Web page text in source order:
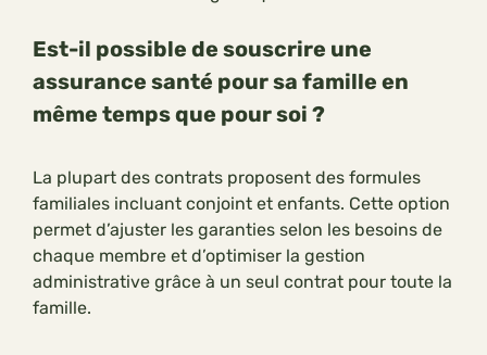
Est-il possible de souscrire une
assurance santé pour sa famille en
même temps que pour soi ?
La plupart des contrats proposent des formules
familiales incluant conjoint et enfants. Cette option
permet d’ajuster les garanties selon les besoins de
chaque membre et d’optimiser la gestion
administrative grâce à un seul contrat pour toute la
famille.